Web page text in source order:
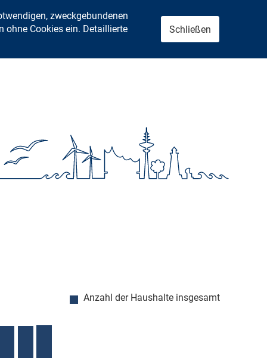
zweckgebundenen
ohne Cookies ein. Detaillierte
Schließen
Anzahl der Haushalte insgesamt